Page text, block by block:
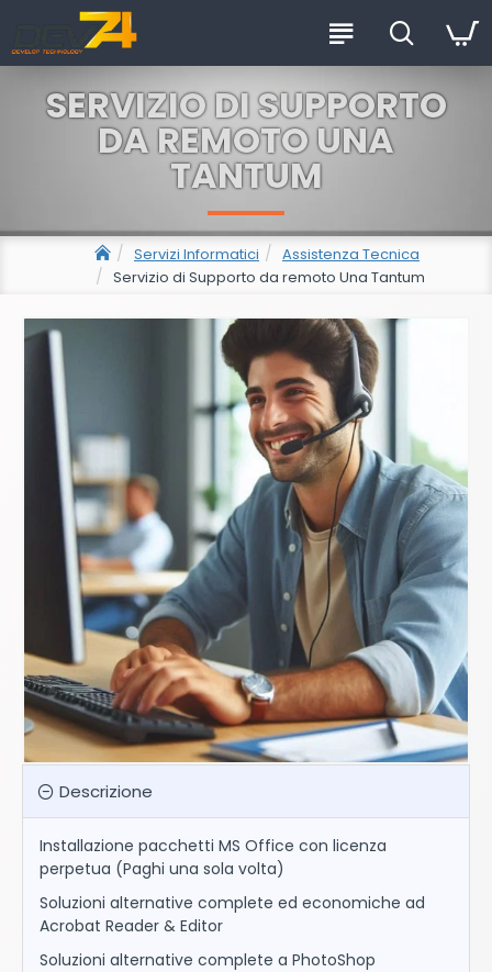
Servizi Informatici
Assistenza Tecnica
Servizio di Supporto da remoto Una Tantum
SERVIZIO DI SUPPORTO
DA REMOTO UNA
TANTUM
Descrizione
Installazione pacchetti MS Office con licenza
perpetua (Paghi una sola volta)
Soluzioni alternative complete ed economiche ad
Acrobat Reader & Editor
Soluzioni alternative complete a PhotoShop